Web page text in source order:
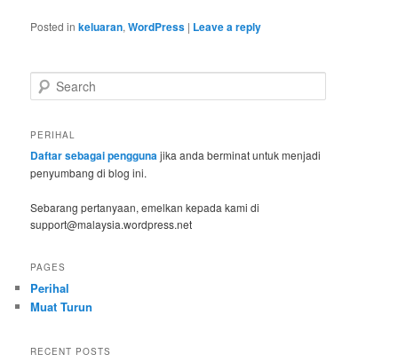
Posted in keluaran,WordPress | Leave a reply
e
r
h
PERIHAL
Daftar sebagai penggunajika anda berminat untuk menjadi
penyumbang di blog ini.
Sebarang pertanyaan, emelkan kepada kami di
support@malaysia.wordpress.net
PAGES
Perihal
Muat Turun
RECENT POSTS